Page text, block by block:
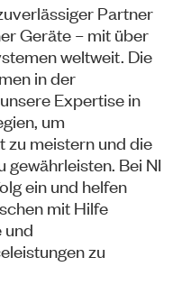
Partner
Geräte – mit über
weltweit. Die
in der
Expertise in
um
meistern und die
Bei NI
ein und helfen
mit Hilfe
und
zu